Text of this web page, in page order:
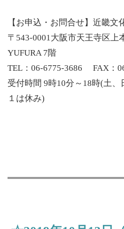
【お申込・お問合せ】近畿文
〒543-0001大阪市天王寺区上
YUFURA 7階
TEL：06-6775-3686 FAX：
受付時間 9時10分～18時(土
１は休み)